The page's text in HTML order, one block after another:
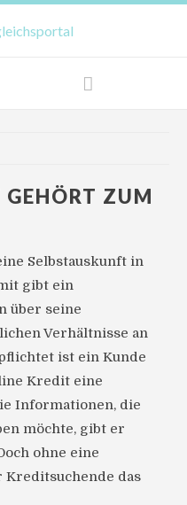
GEHÖRT ZUM
Selbstauskunft in
gibt ein
über seine
Verhältnisse an
ist ein Kunde
Kredit eine
Informationen, die
möchte, gibt er
ohne eine
Kreditsuchende das